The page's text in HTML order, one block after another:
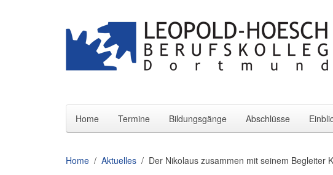
Home Termine Bildungsgänge Abschlüsse
Home Aktuelles Der Nikolaus zusammen mit seinem Begleiter